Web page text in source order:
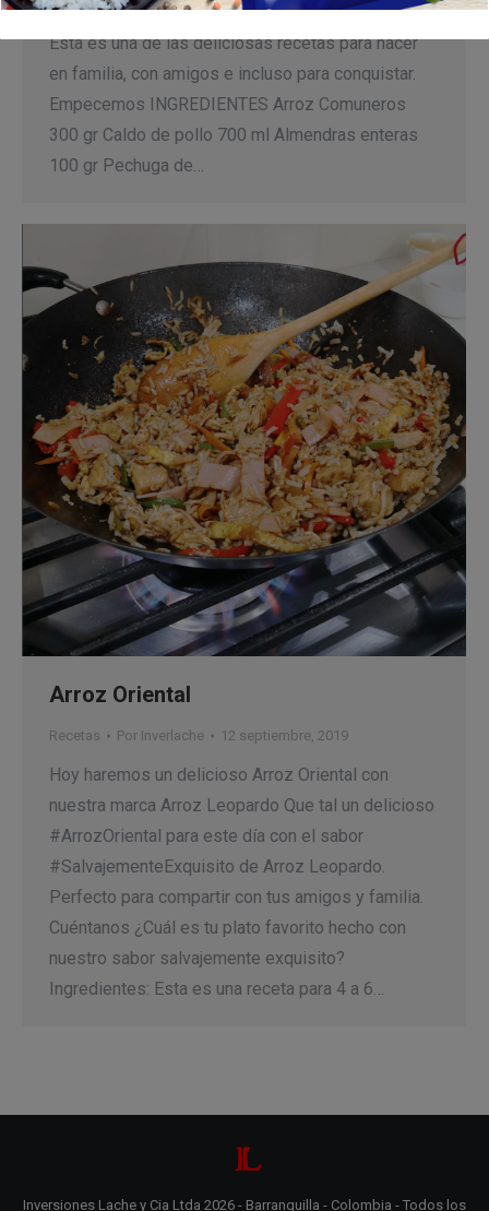
Elkin Ledezma Auxiliar de Cocina: Sthepan Nusco
Esta es una de las deliciosas recetas para hacer
en familia, con amigos e incluso para conquistar.
Empecemos INGREDIENTES Arroz Comuneros
300 gr Caldo de pollo 700 ml Almendras enteras
100 gr Pechuga de…
Arroz Oriental
Recetas Por Inverlache 12 septiembre, 2019
Hoy haremos un delicioso Arroz Oriental con
nuestra marca Arroz Leopardo Que tal un delicioso
#ArrozOriental para este día con el sabor
#SalvajementeExquisito de Arroz Leopardo.
Perfecto para compartir con tus amigos y familia.
Cuéntanos ¿Cuál es tu plato favorito hecho con
nuestro sabor salvajemente exquisito?
Ingredientes: Esta es una receta para 4 a 6…
Inversiones Lache y Cia Ltda 2026 - Barranquilla - Colombia - Todos los